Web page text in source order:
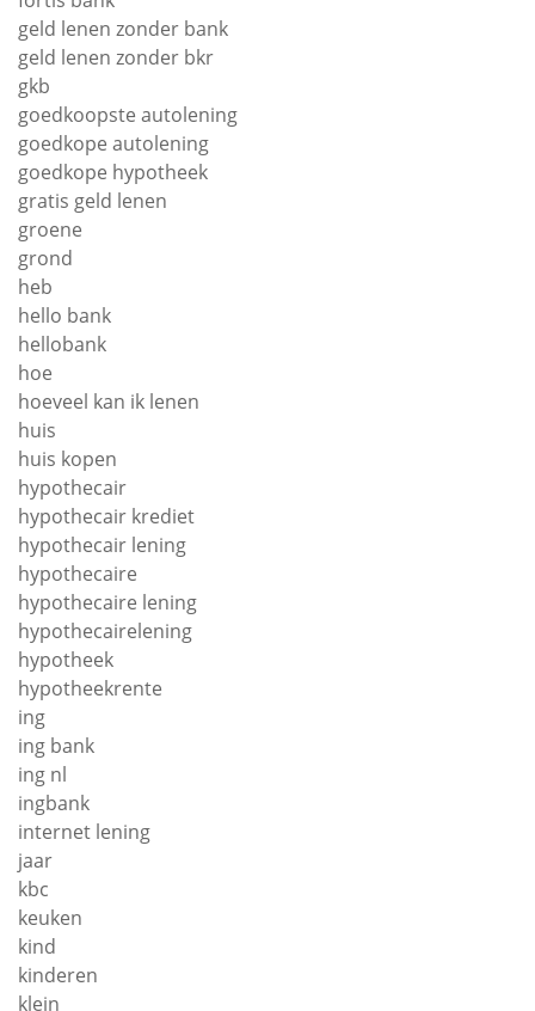
geld lenen zonder bank
geld lenen zonder bkr
gkb
goedkoopste autolening
goedkope autolening
goedkope hypotheek
gratis geld lenen
groene
grond
heb
hello bank
hellobank
hoe
hoeveel kan ik lenen
huis
huis kopen
hypothecair
hypothecair krediet
hypothecair lening
hypothecaire
hypothecaire lening
hypothecairelening
hypotheek
hypotheekrente
ing
ing bank
ing nl
ingbank
internet lening
jaar
kbc
keuken
kind
kinderen
klein